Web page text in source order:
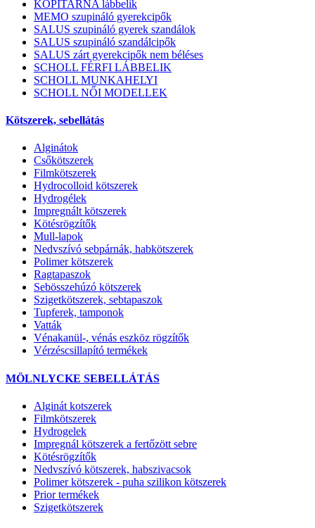
KOPITARNA lábbelik
MEMO szupináló gyerekcipők
SALUS szupináló gyerek szandálok
SALUS szupináló szandálcipők
SALUS zárt gyerekcipők nem béléses
SCHOLL FÉRFI LÁBBELIK
SCHOLL MUNKAHELYI
SCHOLL NŐI MODELLEK
Kötszerek, sebellátás
Alginátok
Csőkötszerek
Filmkötszerek
Hydrocolloid kötszerek
Hydrogélek
Impregnált kötszerek
Kötésrögzítők
Mull-lapok
Nedvszívó sebpárnák, habkötszerek
Polimer kötszerek
Ragtapaszok
Sebösszehúzó kötszerek
Szigetkötszerek, sebtapaszok
Tupferek, tamponok
Vatták
Vénakanül-, vénás eszköz rögzítők
Vérzéscsillapító termékek
MÖLNLYCKE SEBELLÁTÁS
Alginát kotszerek
Filmkötszerek
Hydrogelek
Impregnál kötszerek a fertőzött sebre
Kötésrögzítők
Nedvszívó kötszerek, habszivacsok
Polimer kötszerek - puha szilikon kötszerek
Prior termékek
Szigetkötszerek